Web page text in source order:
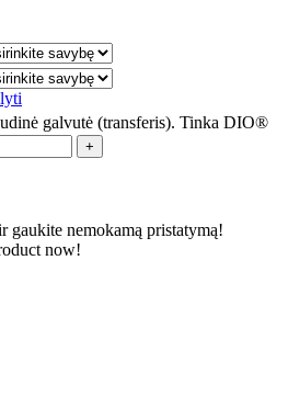
galvutė (transferis). Tinka DIO®
gaukite nemokamą pristatymą!
now!